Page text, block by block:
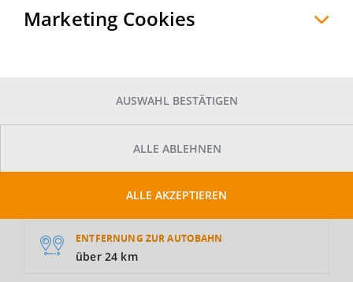
Auf Anfrage
ENTFERNUNG ZUR AUTOBAHN
über 24 km
Marketing Cookies
AUSWAHL BESTÄTIGEN
ALLE ABLEHNEN
ALLE AKZEPTIEREN